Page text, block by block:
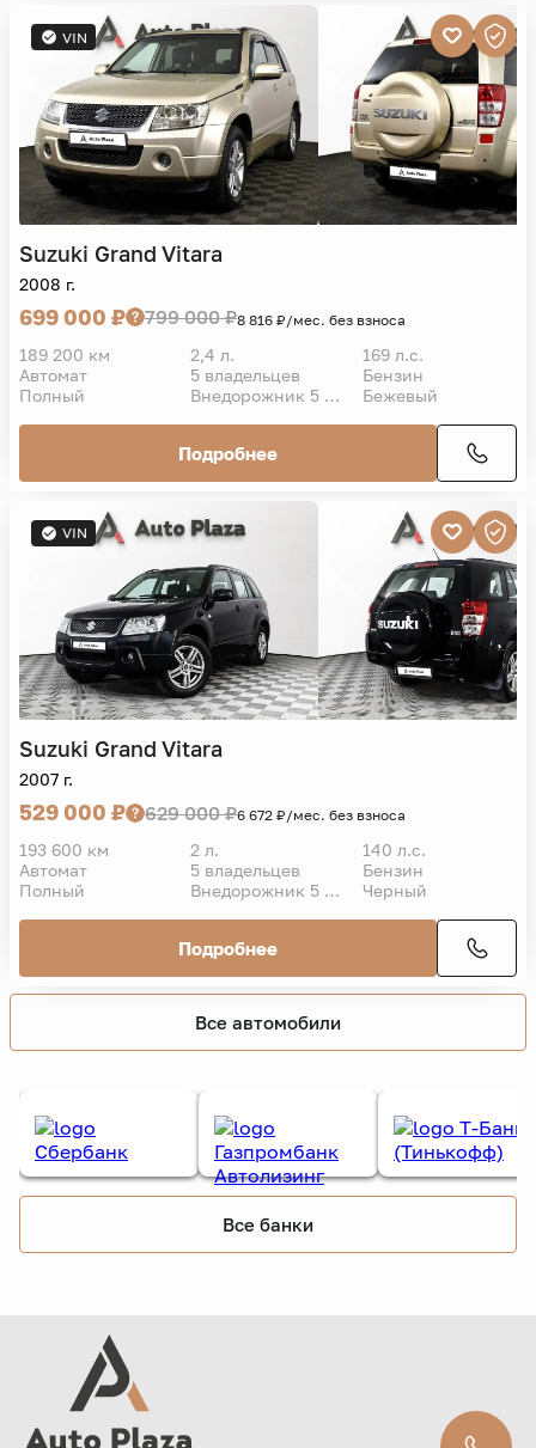
VIN
Suzuki Grand Vitara
2008 г.
699 000 ₽ 799 000 ₽8 816 ₽/мес. без взноса
189 200 км 2,4 л.
169 л.с.
Автомат
5 владельцев
Бензин
Полный
Внедорожник 5 дв. Бежевый
Подробнее
VIN
Suzuki Grand Vitara
2007 г.
529 000 ₽ 629 000 ₽6 672 ₽/мес. без взноса
193 600 км 2 л.
140 л.с.
Автомат
5 владельцев
Бензин
Полный
Внедорожник 5 дв. Черный
Подробнее
Все автомобили
Все банки